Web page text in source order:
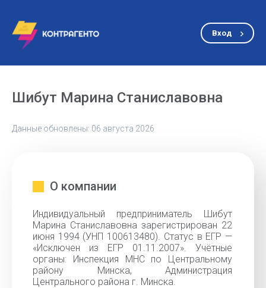
Вход
Шибут Марина Станиславовна
Данные обновлены: 06 августа 2026
О компании
Индивидуальный предприниматель Шибут
Марина Станиславовна зарегистрирован 22
июня 1994 (УНП 100613480). Статус в ЕГР —
«Исключен из ЕГР 01.11.2007». Учётные
органы: Инспекция МНС по Центральному
району Минска, Администрация
Центрального района г. Минска.